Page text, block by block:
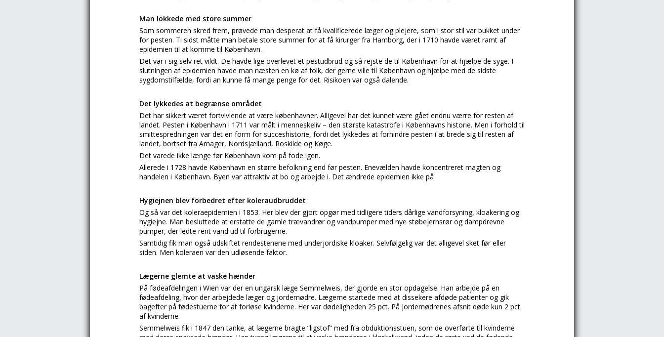
Man lokkede med store summer
Som sommeren skred frem, prøvede man desperat at få kvalificerede læger og plejere, som i stor stil var bukket under
for pesten. Ti sidst måtte man betale store summer for at få kirurger fra Hamborg, der i 1710 havde været ramt af
epidemien til at komme til København.
Det var i sig selv ret vildt. De havde lige overlevet et pestudbrud og så rejste de til København for at hjælpe de syge. I
slutningen af epidemien havde man næsten en kø af folk, der gerne ville til København og hjælpe med de sidste
sygdomstilfælde, fordi an kunne få mange penge for det. Risikoen var også dalende.
Det lykkedes at begrænse området
Det har sikkert været fortvivlende at være københavner. Alligevel har det kunnet være gået endnu værre for resten af
landet. Pesten i København i 1711 var målt i menneskeliv – den største katastrofe i Københavns historie. Men i forhold til
smittespredningen var det en form for succeshistorie, fordi det lykkedes at forhindre pesten i at brede sig til resten af
landet, bortset fra Amager, Nordsjælland, Roskilde og Køge.
Det varede ikke længe før København kom på fode igen.
Allerede i 1728 havde København en større befolkning end før pesten. Enevælden havde koncentreret magten og
handelen i København. Byen var attraktiv at bo og arbejde i. Det ændrede epidemien ikke på
Hygiejnen blev forbedret efter koleraudbruddet
Og så var det koleraepidemien i 1853. Her blev der gjort opgør med tidligere tiders dårlige vandforsyning, kloakering og
hygiejne. Man besluttede at erstatte de gamle trævandrør og vandpumper med nye støbejernsrør og dampdrevne
pumper, der ledte rent vand ud til forbrugerne.
Samtidig fik man også udskiftet rendestenene med underjordiske kloaker. Selvfølgelig var det alligevel sket før eller
siden. Men koleraen var den udløsende faktor.
Lægerne glemte at vaske hænder
På fødeafdelingen i Wien var der en ungarsk læge Semmelweis, der gjorde en stor opdagelse. Han arbejde på en
fødeafdeling, hvor der arbejdede læger og jordemødre. Lægerne startede med at dissekere afdøde patienter og gik
bagefter på fødestuerne for at forløse kvinderne. Her var dødeligheden 25 pct. På jordemødrenes afsnit døde kun 2 pct.
af kvinderne.
Semmelweis fik i 1847 den tanke, at lægerne bragte ”ligstof” med fra obduktionsstuen, som de overførte til kvinderne